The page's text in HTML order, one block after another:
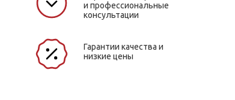
и профессиональные
консультации
Гарантии качества и
низкие цены